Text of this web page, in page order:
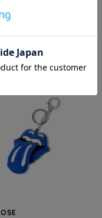
Lips&Tongue STUFFED